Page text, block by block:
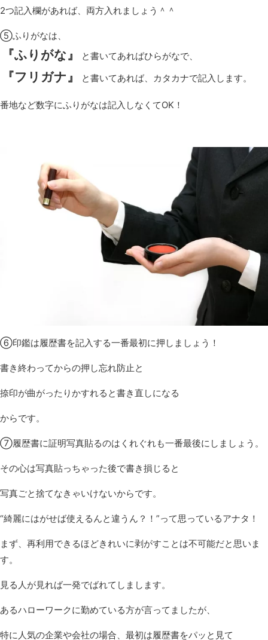
2つ記入欄があれば、両方入れましょう＾＾
⑤ふりがなは、
『ふりがな』 と書いてあればひらがなで、
『フリガナ』 と書いてあれば、カタカナで記入します。
番地など数字にふりがなは記入しなくてOK！
⑥印鑑は履歴書を記入する一番最初に押しましょう！
書き終わってからの押し忘れ防止と
捺印が曲がったりかすれると書き直しになる
からです。
⑦履歴書に証明写真貼るのはくれぐれも一番最後にしましょう。
その心は写真貼っちゃった後で書き損じると
写真ごと捨てなきゃいけないからです。
“綺麗にはがせば使えるんと違うん？！”って思っているアナタ！
まず、再利用できるほどきれいに剥がすことは不可能だと思いま
す。
見る人が見れば一発でばれてしまします。
あるハローワークに勤めている方が言ってましたが、
特に人気の企業や会社の場合、最初は履歴書をパッと見て